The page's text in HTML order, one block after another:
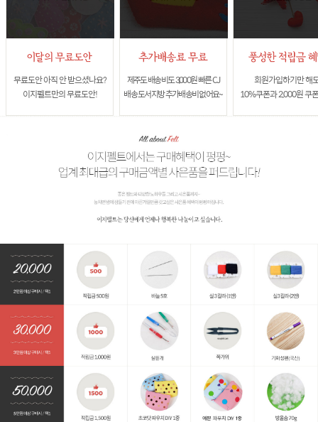
무료도안 아직 안 받으셨나요?
이지펠트만의 무료도안!
제주도 배송비도 3,000원 빠른 CJ
배송 도서지방 추가배송비 없어요~
회원가입하기만 해
10%쿠폰과 2,000원 쿠